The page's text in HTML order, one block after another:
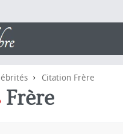
› Citation Frère
Frère